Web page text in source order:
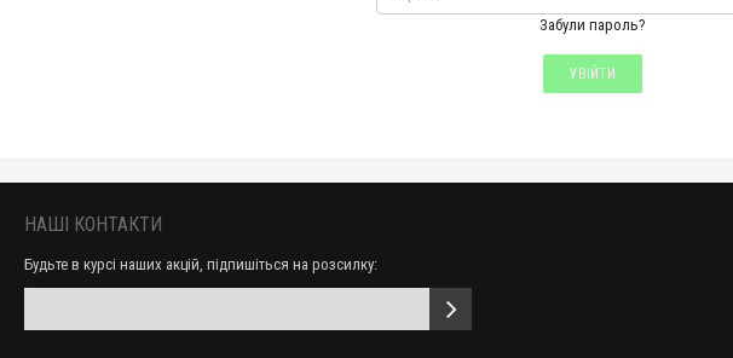
Забули пароль?
НАШІ КОНТАКТИ
Будьте в курсі наших акцій, підпишіться на розсилку: